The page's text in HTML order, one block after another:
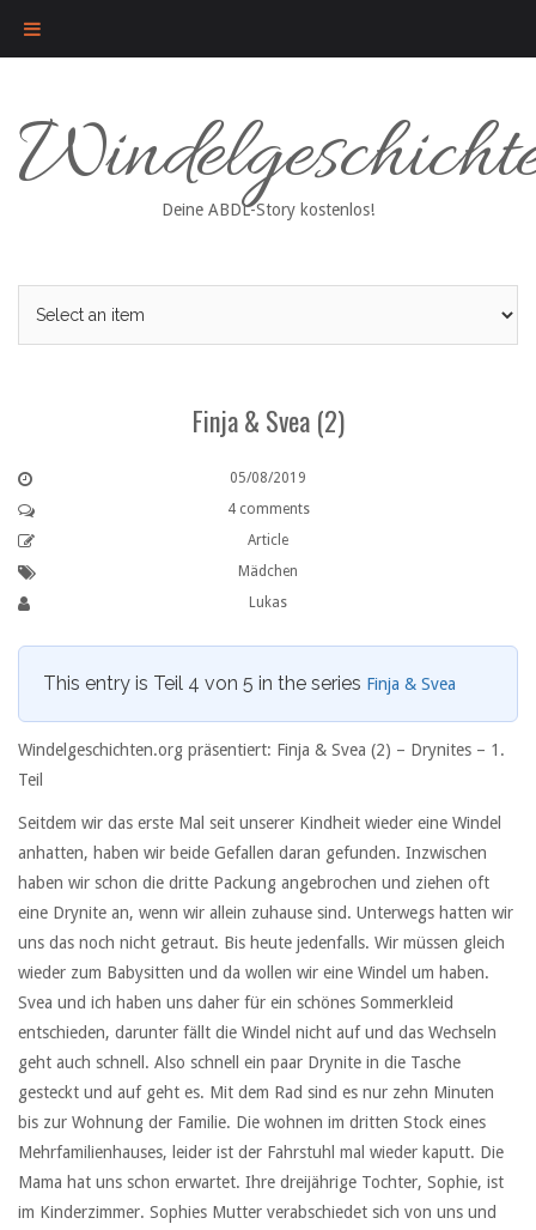
content
Deine ABDL-Story kostenlos!
Finja & Svea (2)
05/08/2019
4 comments
Article
Mädchen
Lukas
This entry is Teil 4 von 5 in the series Finja & Svea
Windelgeschichten.org präsentiert: Finja & Svea (2) – Drynites – 1.
Teil
Seitdem wir das erste Mal seit unserer Kindheit wieder eine Windel
anhatten, haben wir beide Gefallen daran gefunden. Inzwischen
haben wir schon die dritte Packung angebrochen und ziehen oft
eine Drynite an, wenn wir allein zuhause sind. Unterwegs hatten wir
uns das noch nicht getraut. Bis heute jedenfalls. Wir müssen gleich
wieder zum Babysitten und da wollen wir eine Windel um haben.
Svea und ich haben uns daher für ein schönes Sommerkleid
entschieden, darunter fällt die Windel nicht auf und das Wechseln
geht auch schnell. Also schnell ein paar Drynite in die Tasche
gesteckt und auf geht es. Mit dem Rad sind es nur zehn Minuten
bis zur Wohnung der Familie. Die wohnen im dritten Stock eines
Mehrfamilienhauses, leider ist der Fahrstuhl mal wieder kaputt. Die
Mama hat uns schon erwartet. Ihre dreijährige Tochter, Sophie, ist
im Kinderzimmer. Sophies Mutter verabschiedet sich von uns und